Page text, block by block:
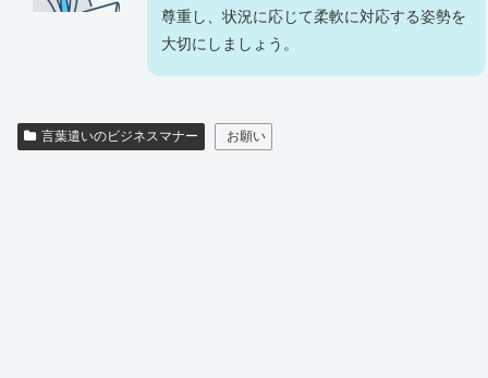
尊重し、状況に応じて柔軟に対応する姿勢を
大切にしましょう。
言葉遣いのビジネスマナー お願い